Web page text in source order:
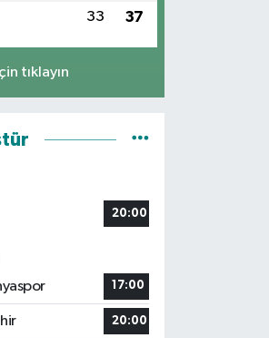
33 37
tıklayın
20:00
17:00
20:00